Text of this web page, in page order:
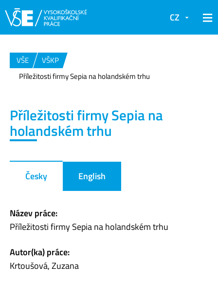
CZ
VŠE
VŠKP
Příležitosti firmy Sepia na holandském trhu
Příležitosti firmy Sepia na
holandském trhu
Česky English
Název práce:
Příležitosti firmy Sepia na holandském trhu
Autor(ka) práce:
Krtoušová, Zuzana